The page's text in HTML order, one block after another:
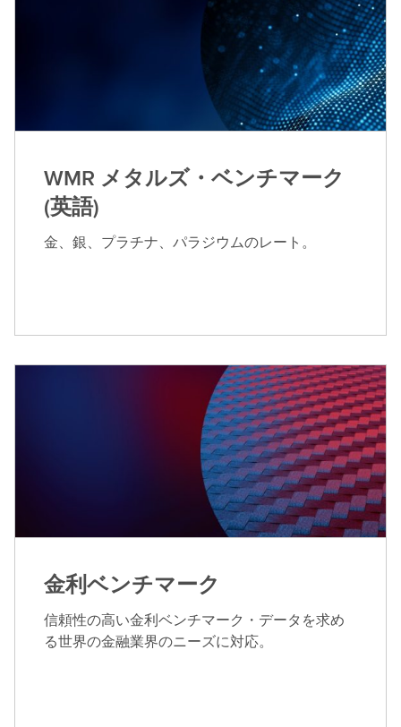
WMR メタルズ・ベンチマーク
(英語)
金、銀、プラチナ、パラジウムのレート。
金利ベンチマーク
信頼性の高い金利ベンチマーク・データを求め
る世界の金融業界のニーズに対応。